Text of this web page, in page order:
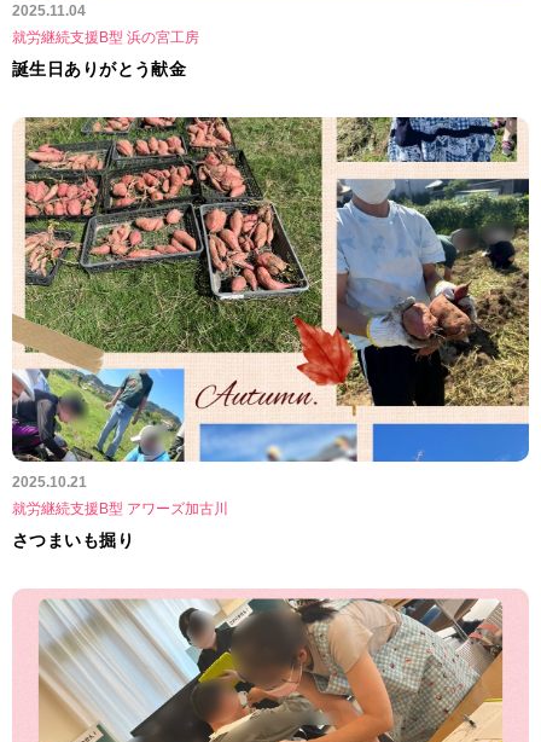
2025.11.04
就労継続支援B型 浜の宮工房
誕生日ありがとう献金
2025.10.21
就労継続支援B型 アワーズ加古川
さつまいも掘り